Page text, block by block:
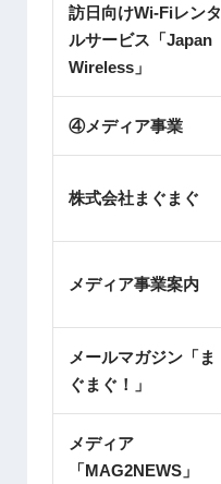
訪日向けWi-Fiレンタ
ルサービス「Japan
Wireless」
④メディア事業
株式会社まぐまぐ
メディア事業案内
メールマガジン「ま
ぐまぐ！」
メディア
「MAG2NEWS」